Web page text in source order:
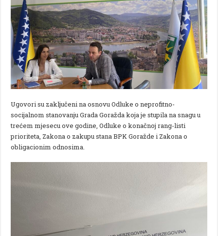
Ugovori su zaključeni na osnovu Odluke o neprofitno-
socijalnom stanovanju Grada Goražda koja je stupila na snagu u
trećem mjesecu ove godine, Odluke o konačnoj rang-listi
prioriteta, Zakona o zakupu stana BPK Goražde i Zakona o
obligacionim odnosima.